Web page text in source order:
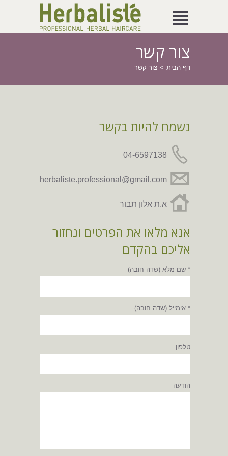
צור קשר
דף הבית צור קשר
נשמח להיות בקשר
04-6597138
herbaliste.professional@gmail.com
א.ת אלון תבור
אנא מלאו את הפרטים ונחזור
אליכם בהקדם
* שם מלא (שדה חובה)
* אימייל (שדה חובה)
טלפון
הודעה